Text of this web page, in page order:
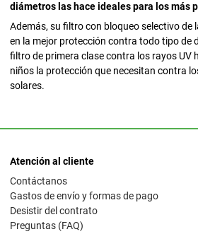
diámetros las hace ideales para los más
Además, su filtro con bloqueo selectivo de
en la mejor protección contra todo tipo de
filtro de primera clase contra los rayos UV
niños la protección que necesitan contra
solares.
Atención al cliente
Contáctanos
Gastos de envío y formas de pago
Desistir del contrato
Preguntas (FAQ)